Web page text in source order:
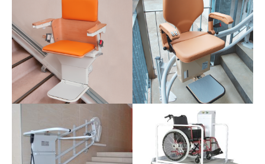
テライト」は、ご利用者の移
乗を手助けし、介護スタッフ
の腰痛予防などにお役にたち
ます。
かるがる®Ⅴ
施設でもご家庭でも大規模な
改装工事不要で取付簡単 生活
楽ちん号KF-W
スロースタート・スロースト
ップのなめらかで自然な動
き、優れた乗り心地を実現。
高品位なパイプレールを使用